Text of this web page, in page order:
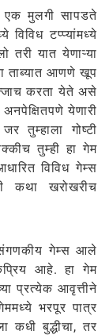
एक मुलगी सापडते
टप्प्यांमध्ये
यात येणाऱ्या
ताब्यात आणणे खूप
करता येते असे
अनपेक्षितपणे येणारी
तुम्हाला गोष्टी
तुम्ही हा गेम
विविध गेम्स
कथा खरोखरीच
संगणकीय गेम्स आले
आहे. हा गेम
प्रत्येक आवृत्तीने
भरपूर पात्र
कधी बुद्धीचा, तर